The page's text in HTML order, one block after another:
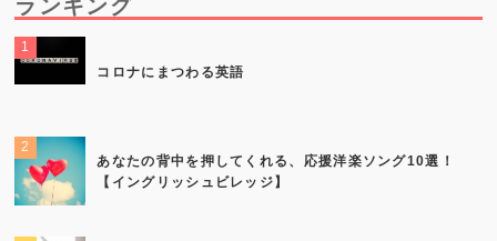
ランキング
コロナにまつわる英語
あなたの背中を押してくれる、応援洋楽ソング10選！
【イングリッシュビレッジ】